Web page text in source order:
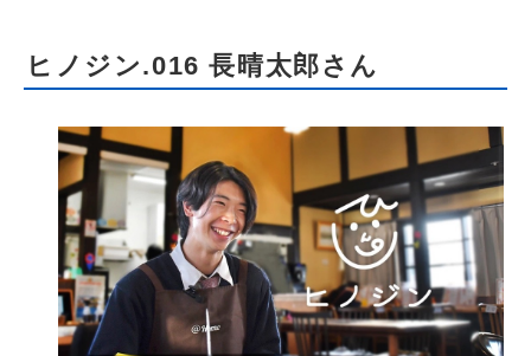
ヒノジン.016 長晴太郎さん